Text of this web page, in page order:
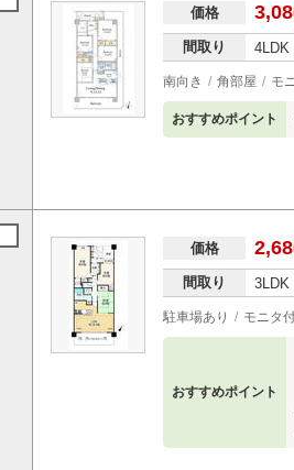
価格
間取り 4LDK
南向き 角部屋 モ
おすすめポイント
価格
間取り 3LDK
駐車場あり モニタ
おすすめポイント